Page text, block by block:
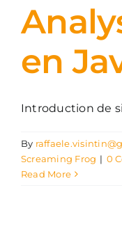
en
Introduction de
By
Screaming Frog | 0
Read More